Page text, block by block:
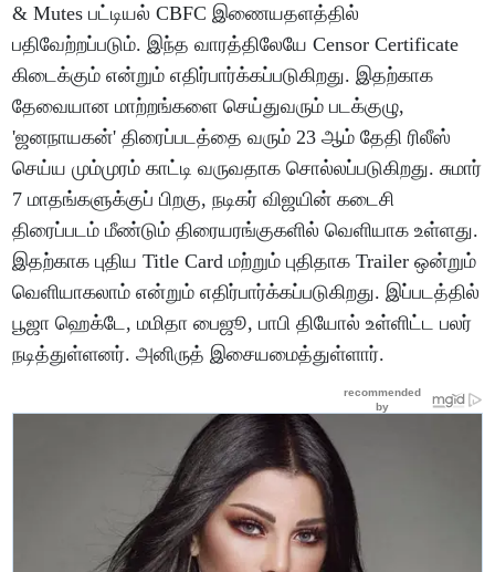
& Mutes பட்டியல் CBFC இணையதளத்தில்
பதிவேற்றப்படும். இந்த வாரத்திலேயே Censor Certificate
கிடைக்கும் என்றும் எதிர்பார்க்கப்படுகிறது. இதற்காக
தேவையான மாற்றங்களை செய்துவரும் படக்குழு,
'ஜனநாயகன்' திரைப்படத்தை வரும் 23 ஆம் தேதி ரிலீஸ்
செய்ய மும்முரம் காட்டி வருவதாக சொல்லப்படுகிறது. சுமார்
7 மாதங்களுக்குப் பிறகு, நடிகர் விஜயின் கடைசி
திரைப்படம் மீண்டும் திரையரங்குகளில் வெளியாக உள்ளது.
இதற்காக புதிய Title Card மற்றும் புதிதாக Trailer ஒன்றும்
வெளியாகலாம் என்றும் எதிர்பார்க்கப்படுகிறது. இப்படத்தில்
பூஜா ஹெக்டே, மமிதா பைஜூ, பாபி தியோல் உள்ளிட்ட பலர்
நடித்துள்ளனர். அனிருத் இசையமைத்துள்ளார்.